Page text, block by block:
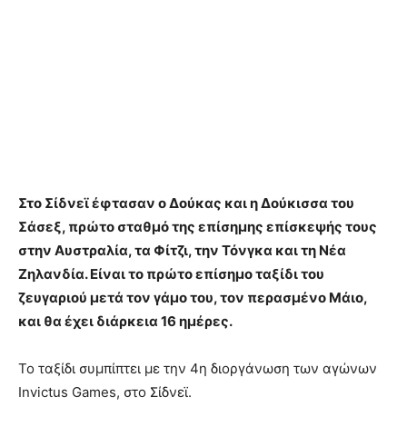
Στο Σίδνεϊ έφτασαν ο Δούκας και η Δούκισσα του
Σάσεξ, πρώτο σταθμό της επίσημης επίσκεψής τους
στην Αυστραλία, τα Φίτζι, την Τόνγκα και τη Νέα
Ζηλανδία. Είναι το πρώτο επίσημο ταξίδι του
ζευγαριού μετά τον γάμο του, τον περασμένο Μάιο,
και θα έχει διάρκεια 16 ημέρες.
Το ταξίδι συμπίπτει με την 4η διοργάνωση των αγώνων
Invictus Games, στο Σίδνεϊ.